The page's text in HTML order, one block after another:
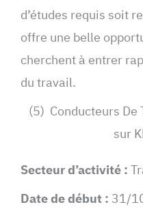
d’études requis soit
offre une belle
cherchent à entrer
du travail.
(5) Conducteurs De
sur
Secteur d’activité :
Date de début : 31/